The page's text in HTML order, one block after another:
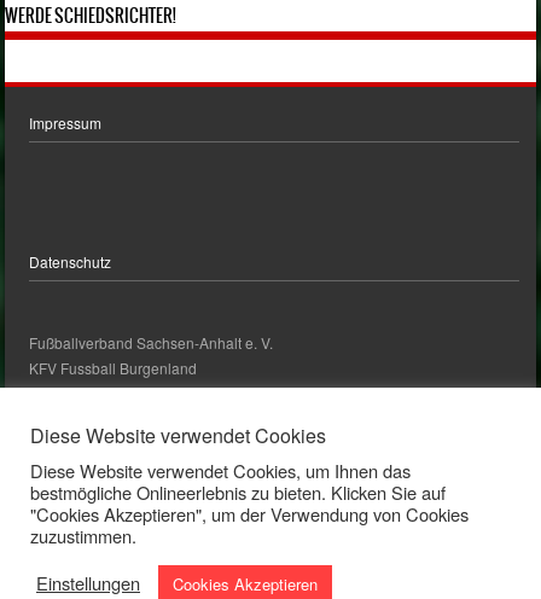
WERDE SCHIEDSRICHTER!
Impressum
Datenschutz
Fußballverband Sachsen-Anhalt e. V.
KFV Fussball Burgenland
kontakt@kfv-fussball-burgenland.de
Kontakt
IBAN: DE24 8005 3000 3017 0045 70
Diese Website verwendet Cookies
Diese Website verwendet Cookies, um Ihnen das
bestmögliche Onlineerlebnis zu bieten. Klicken Sie auf
"Cookies Akzeptieren", um der Verwendung von Cookies
zuzustimmen.
Einstellungen
Cookies Akzeptieren